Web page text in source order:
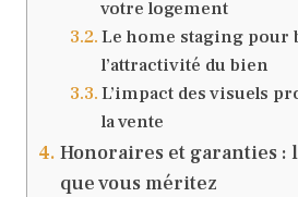
votre logement
Le home staging pour
l’attractivité du bien
L’impact des visuels
la vente
Honoraires et garanties :
que vous méritez